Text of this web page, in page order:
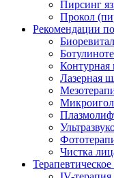
Пирсинг
Прокол
Рекомендации
Контурная
Лазерная
Чистка